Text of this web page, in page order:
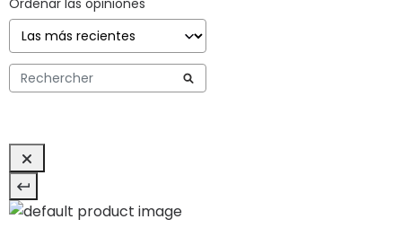
Ordenar las opiniones